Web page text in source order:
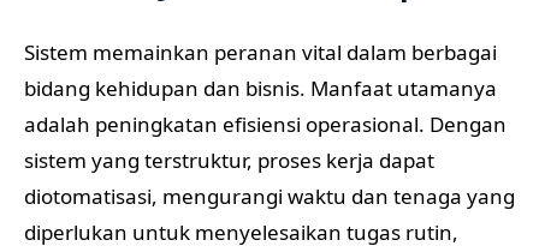
Sistem memainkan peranan vital dalam berbagai
bidang kehidupan dan bisnis. Manfaat utamanya
adalah peningkatan efisiensi operasional. Dengan
sistem yang terstruktur, proses kerja dapat
diotomatisasi, mengurangi waktu dan tenaga yang
diperlukan untuk menyelesaikan tugas rutin,